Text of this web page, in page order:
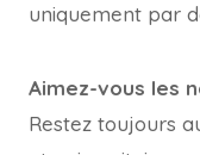
uniquement par
Aimez-vous les
Restez toujours